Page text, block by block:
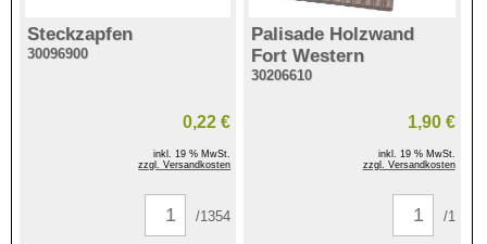
Steckzapfen
30096900
0,22 €
inkl. 19 % MwSt.
zzgl. Versandkosten
/1354
Palisade Holzwand
Fort Western
30206610
1,90 €
inkl. 19 % MwSt.
zzgl. Versandkosten
/1